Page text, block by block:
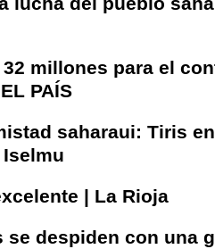
millones para el
PAÍS
saharaui: Tiris
| La Rioja
despiden con una